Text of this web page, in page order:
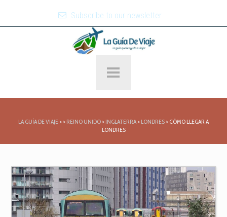
Subscribe to our newsletter
LA GUÍA DE VIAJE > > REINO UNIDO > INGLATERRA > LONDRES > CÓMO LLEGAR A
LONDRES